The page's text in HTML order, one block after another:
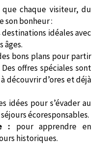
chaque visiteur, du
son bonheur :
destinations idéales avec
âges.
bons plans pour partir
offres spéciales sont
découvrir d’ores et déjà
idées pour s’évader au
écoresponsables.
: pour apprendre en
historiques.